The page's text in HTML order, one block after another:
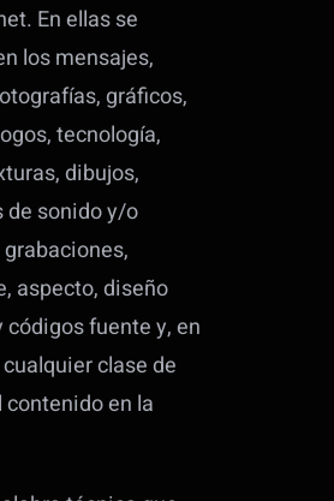
En ellas se
los mensajes,
gráficos,
tecnología,
dibujos,
de sonido y/o
aspecto, diseño
códigos fuente y, en
clase de
en la